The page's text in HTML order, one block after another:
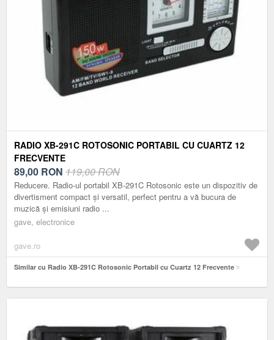
RADIO XB-291C ROTOSONIC PORTABIL CU CUARTZ 12
FRECVENTE
89,00 RON 119,00 RON
Reducere. Radio-ul portabil XB-291C Rotosonic este un dispozitiv de
divertisment compact și versatil, perfect pentru a vă bucura de
muzică și emisiuni radio ...
gave, electronice
gave.ro
Similar cu Radio XB-291C Rotosonic Portabil cu Cuartz 12 Frecvente